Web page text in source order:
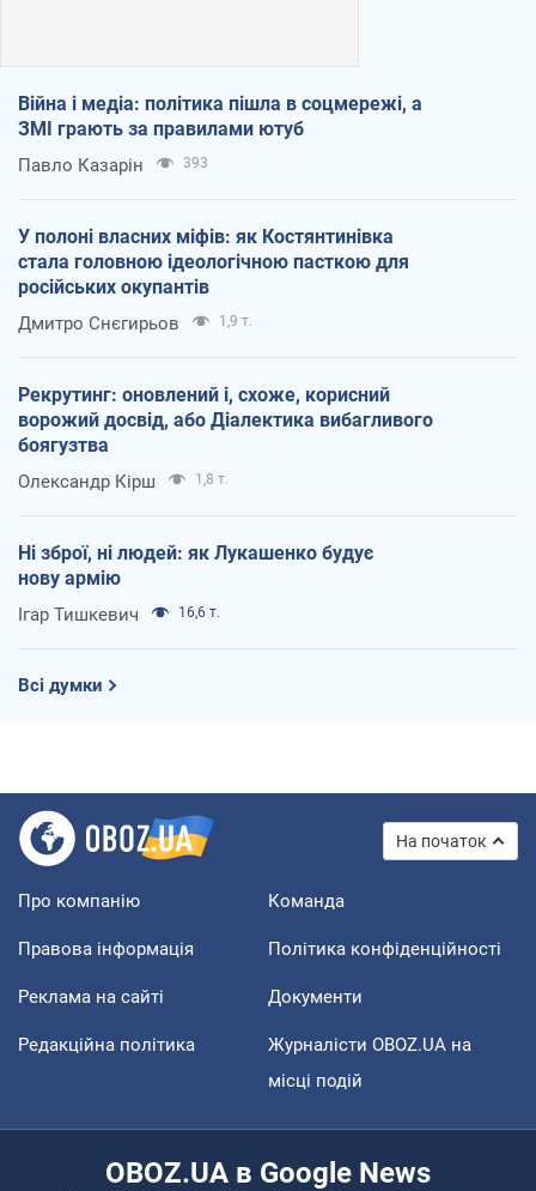
Війна і медіа: політика пішла в соцмережі, а
ЗМІ грають за правилами ютуб
Павло Казарін 393
У полоні власних міфів: як Костянтинівка
стала головною ідеологічною пасткою для
російських окупантів
Дмитро Снєгирьов 1,9 т.
Рекрутинг: оновлений і, схоже, корисний
ворожий досвід, або Діалектика вибагливого
боягузтва
Олександр Кірш 1,8 т.
Ні зброї, ні людей: як Лукашенко будує
нову армію
Ігар Тишкевич 16,6 т.
Всі думки
На початок
Про компанію Команда
Правова інформація Політика конфіденційності
Реклама на сайті Документи
Редакційна політика
Журналісти OBOZ.UA на
місці подій
OBOZ.UA в Google News